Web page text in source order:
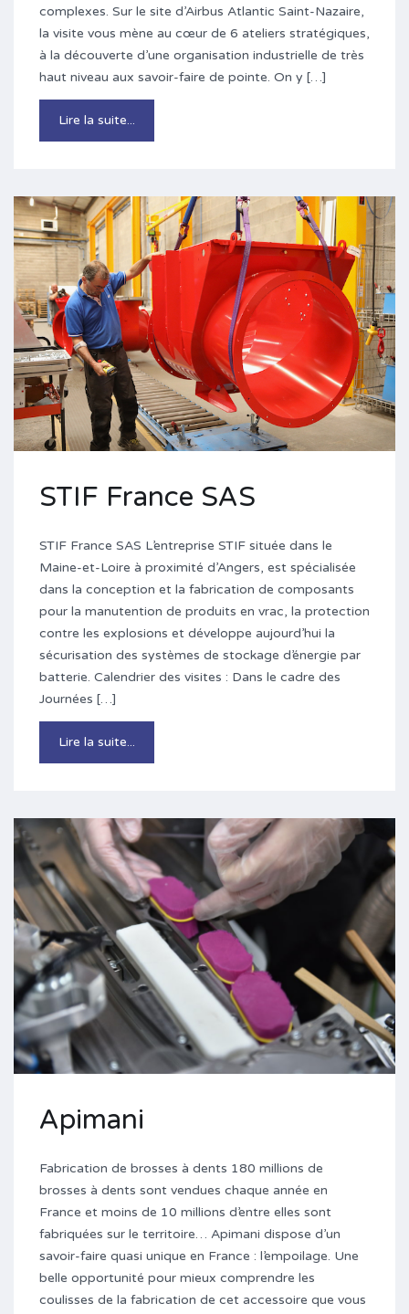
complexes. Sur le site d’Airbus Atlantic Saint-Nazaire,
la visite vous mène au cœur de 6 ateliers stratégiques,
à la découverte d’une organisation industrielle de très
haut niveau aux savoir-faire de pointe. On y […]
Lire la suite...
STIF France SAS
STIF France SAS L’entreprise STIF située dans le
Maine-et-Loire à proximité d’Angers, est spécialisée
dans la conception et la fabrication de composants
pour la manutention de produits en vrac, la protection
contre les explosions et développe aujourd’hui la
sécurisation des systèmes de stockage d’énergie par
batterie. Calendrier des visites : Dans le cadre des
Journées […]
Lire la suite...
Apimani
Fabrication de brosses à dents 180 millions de
brosses à dents sont vendues chaque année en
France et moins de 10 millions d’entre elles sont
fabriquées sur le territoire… Apimani dispose d’un
savoir-faire quasi unique en France : l’empoilage. Une
belle opportunité pour mieux comprendre les
coulisses de la fabrication de cet accessoire que vous